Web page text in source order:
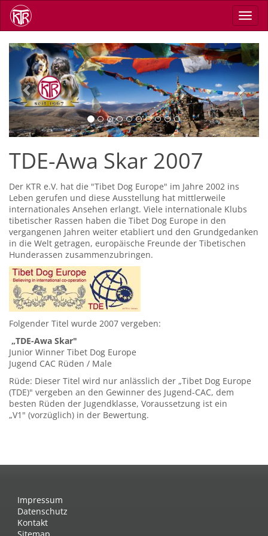
Skip
main
Previous Next
TDE-Awa Skar 2007
Der KTR e.V. hat die "Tibet Dog Europe" im Jahre 2002 ins
Leben gerufen und diese Ausstellung hat mittlerweile
internationales Ansehen erlangt. Viele internationale Klubs
tibetischer Rassen haben die Tibet Dog Europe in den
vergangenen Jahren weiter etabliert und den Grundgedanken
in die Welt getragen, europäische Freunde der Tibetischen
Hunderassen zusammenzubringen.
Folgender Titel wurde 2007 vergeben:
„TDE-Awa Skar"
Junior Winner Tibet Dog Europe
Jugend CAC Rüden / Male
Rüde: Dieser Titel wird nur anlässlich der „Tibet Dog Europe
(TDE)" vergeben an den Gewinner des Jugend-CAC, dem
besten Rüden der Jugendklasse, Voraussetzung ist ein
„V1" (vorzüglich) in der Bewertung.
Impressum
Datenschutz
Kontakt